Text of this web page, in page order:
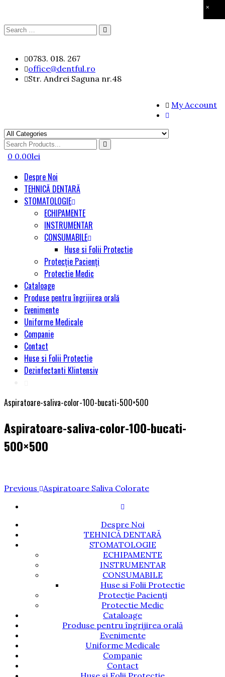
×
Search
content
0783. 018. 267
office@dentful.ro
Str. Andrei Saguna nr.48
My Account
Search
for
0 0.00lei
Despre Noi
TEHNICĂ DENTARĂ
STOMATOLOGIE
ECHIPAMENTE
INSTRUMENTAR
CONSUMABILE
Huse si Folii Protectie
Protecție Pacienți
Protectie Medic
Cataloage
Produse pentru îngrijirea orală
Evenimente
Uniforme Medicale
Companie
Contact
Huse si Folii Protectie
Dezinfectanti Klintensiv
Aspiratoare-saliva-color-100-bucati-500×500
Aspiratoare-saliva-color-100-bucati-
500×500
Navigare
articole
Previous
Previous Aspiratoare Saliva Colorate
Despre Noi
TEHNICĂ DENTARĂ
STOMATOLOGIE
ECHIPAMENTE
INSTRUMENTAR
CONSUMABILE
Huse si Folii Protectie
Protecție Pacienți
Protectie Medic
Cataloage
Produse pentru îngrijirea orală
Evenimente
Uniforme Medicale
Companie
Contact